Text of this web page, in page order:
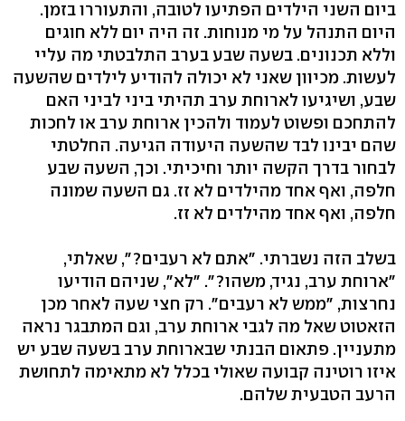
ביום השני הילדים הפתיעו לטובה, והתעוררו בזמן.
היום התנהל על מי מנוחות. זה היה יום ללא חוגים
וללא תכנונים. בשעה שבע בערב התלבטתי מה עליי
לעשות. מכיוון שאני לא יכולה להודיע לילדים שהשעה
שבע, ושיגיעו לארוחת ערב תהיתי ביני לביני האם
להתחכם ופשוט לעמוד ולהכין ארוחת ערב או לחכות
שהם יבינו לבד שהשעה היעודה הגיעה. החלטתי
לבחור בדרך הקשה יותר וחיכיתי. וכך, השעה שבע
חלפה, ואף אחד מהילדים לא זז. גם השעה שמונה
חלפה, ואף אחד מהילדים לא זז.
בשלב הזה נשברתי. "אתם לא רעבים?", שאלתי,
"ארוחת ערב, נגיד, משהו?". "לא", שניהם הודיעו
נחרצות, "ממש לא רעבים". רק חצי שעה לאחר מכן
הזאטוט שאל מה לגבי ארוחת ערב, וגם המתבגר נראה
מתעניין. פתאום הבנתי שבארוחת ערב בשעה שבע יש
איזו רוטינה קבועה שאולי בכלל לא מתאימה לתחושת
הרעב הטבעית שלהם.